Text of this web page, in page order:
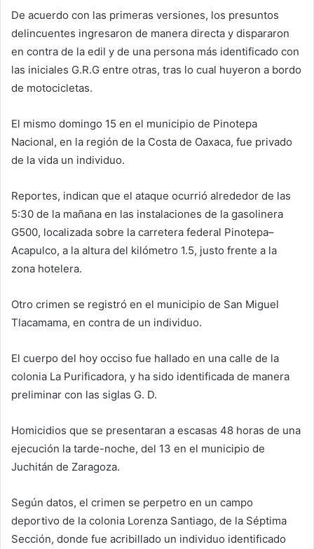
De acuerdo con las primeras versiones, los presuntos
delincuentes ingresaron de manera directa y dispararon
en contra de la edil y de una persona más identificado con
las iniciales G.R.G entre otras, tras lo cual huyeron a bordo
de motocicletas.
El mismo domingo 15 en el municipio de Pinotepa
Nacional, en la región de la Costa de Oaxaca, fue privado
de la vida un individuo.
Reportes, indican que el ataque ocurrió alrededor de las
5:30 de la mañana en las instalaciones de la gasolinera
G500, localizada sobre la carretera federal Pinotepa–
Acapulco, a la altura del kilómetro 1.5, justo frente a la
zona hotelera.
Otro crimen se registró en el municipio de San Miguel
Tlacamama, en contra de un individuo.
El cuerpo del hoy occiso fue hallado en una calle de la
colonia La Purificadora, y ha sido identificada de manera
preliminar con las siglas G. D.
Homicidios que se presentaran a escasas 48 horas de una
ejecución la tarde-noche, del 13 en el municipio de
Juchitán de Zaragoza.
Según datos, el crimen se perpetro en un campo
deportivo de la colonia Lorenza Santiago, de la Séptima
Sección, donde fue acribillado un individuo identificado